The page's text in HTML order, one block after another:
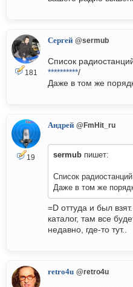
181
Сергей @sermub
Список
**********/
Даже в том же
19
Андрей @FmHit_ru
sermub пишет:
Список
Даже в том же
=D оттуда и был
каталог, там все
недавно, где-то тут..
retro4u @retro4u